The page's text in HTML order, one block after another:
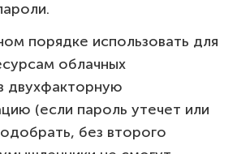
порядке использовать для
облачных
двухфакторную
(если пароль утечет или
без второго